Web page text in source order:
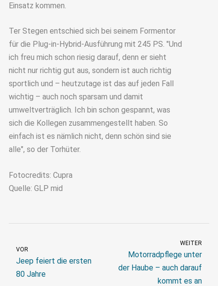
Einsatz kommen.
Ter Stegen entschied sich bei seinem Formentor
für die Plug-in-Hybrid-Ausführung mit 245 PS. "Und
ich freu mich schon riesig darauf, denn er sieht
nicht nur richtig gut aus, sondern ist auch richtig
sportlich und – heutzutage ist das auf jeden Fall
wichtig – auch noch sparsam und damit
umweltverträglich. Ich bin schon gespannt, was
sich die Kollegen zusammengestellt haben. So
einfach ist es nämlich nicht, denn schön sind sie
alle", so der Torhüter.
Fotocredits: Cupra
Quelle: GLP mid
VOR
Jeep feiert die ersten
80 Jahre
WEITER
Motorradpflege unter
der Haube – auch darauf
kommt es an